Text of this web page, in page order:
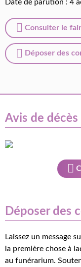
Date de parution : 4
Consulter le
Déposer des
Avis de décès
Déposer des
Laissez un message
la première chose à
au funérarium.